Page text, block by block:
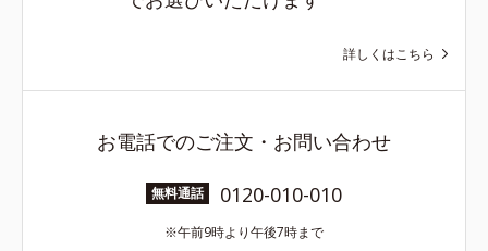
詳しくはこちら
お電話でのご注文・お問い合わせ
無料通話 0120-010-010
午前9時より午後7時まで